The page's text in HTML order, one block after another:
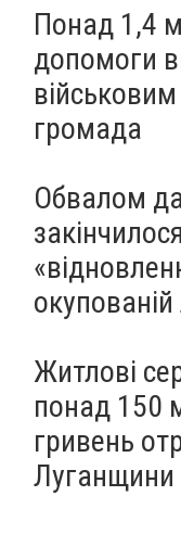
Понад 1,4
допомоги
громада
Обвалом
закінчилося
Житлові
понад 150
гривень
Луганщини